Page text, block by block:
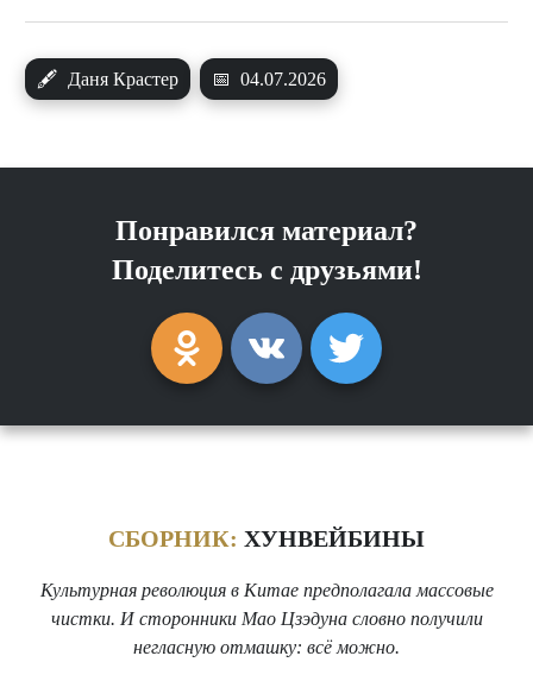
🖋 Даня Крастер 📅 04.07.2026
Понравился материал?
Поделитесь с друзьями!
СБОРНИК: ХУНВЕЙБИНЫ
Культурная революция в Китае предполагала массовые
чистки. И сторонники Мао Цзэдуна словно получили
негласную отмашку: всё можно.